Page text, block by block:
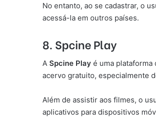
No entanto, ao se cadastrar, o
acessá-la em outros países.
8. Spcine Play
A Spcine Play é uma
acervo gratuito, especialmente
Além de assistir aos filmes, o
aplicativos para dispositivos